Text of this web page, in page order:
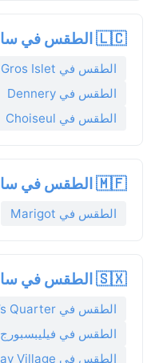
🇱🇨 الطقس في سانت لوسيا
الطقس في Gros Islet
الطقس في Dennery
الطقس في Choiseul
🇲🇫 الطقس في سانت مارتن
الطقس في Marigot
🇸🇽 الطقس في سانت مارتن
الطقس في Lower Prince’s Quarter
الطقس في فيليبسبورج
الطقس في Simson Bay Village